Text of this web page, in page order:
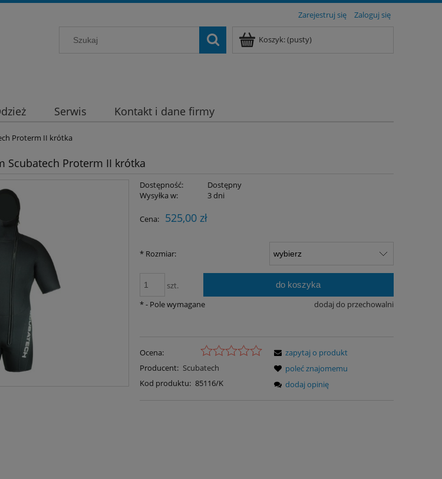
Zarejestruj się Zaloguj się
Koszyk:(pusty)
Serwis Kontakt i dane firmy
Proterm II krótka
Scubatech Proterm II krótka
Dostępność:
Dostępny
Wysyłka w:
3 dni
Cena: 525,00 zł
* Rozmiar:
szt. do koszyka
dodaj do przechowalni
*- Pole wymagane
Ocena:
Producent: Scubatech
Kod produktu: 85116/K
zapytaj o produkt
poleć znajomemu
dodaj opinię